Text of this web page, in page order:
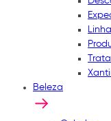
Beleza